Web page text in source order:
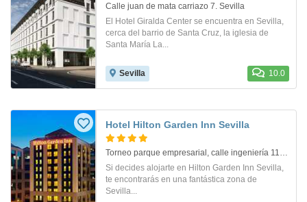
Calle juan de mata carriazo 7. Sevilla
El Hotel Giralda Center se encuentra en Sevilla,
cerca del barrio de Santa Cruz, la iglesia de
Santa María La...
Sevilla 10.0
Hotel Hilton Garden Inn Sevilla
Si decides alojarte en Hilton Garden Inn Sevilla,
te encontrarás en una fantástica zona de
Sevilla...